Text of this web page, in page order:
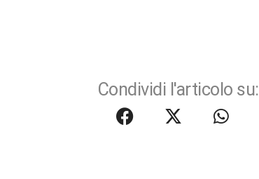
Condividi l'articolo su: